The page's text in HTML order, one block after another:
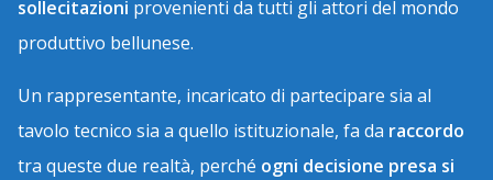
sollecitazioni provenienti da tutti gli attori del mondo
produttivo bellunese.
Un rappresentante, incaricato di partecipare sia al
tavolo tecnico sia a quello istituzionale, fa da raccordo
tra queste due realtà, perché ogni decisione presa si